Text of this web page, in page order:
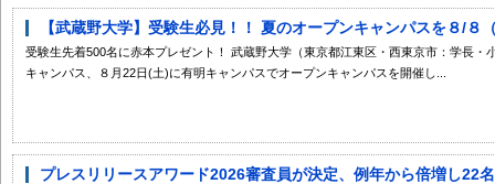
【武蔵野大学】受験生必見！！ 夏のオープンキャンパスを８/８
受験生先着500名に赤本プレゼント！ 武蔵野大学（東京都江東区・西東京市：学長・
キャンパス、８月22日(土)に有明キャンパスでオープンキャンパスを開催し...
プレスリリースアワード2026審査員が決定、例年から倍増し22